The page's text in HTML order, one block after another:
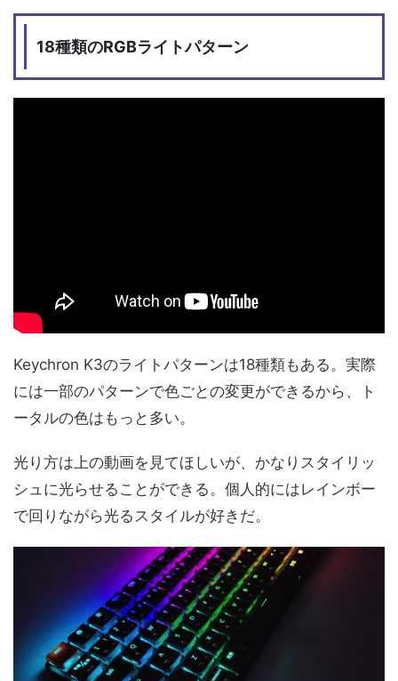
18種類のRGBライトパターン
Keychron K3のライトパターンは18種類もある。実際
には一部のパターンで色ごとの変更ができるから、ト
ータルの色はもっと多い。
光り方は上の動画を見てほしいが、かなりスタイリッ
シュに光らせることができる。個人的にはレインボー
で回りながら光るスタイルが好きだ。